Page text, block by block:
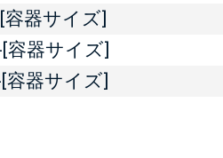
容器サイズ]
容器サイズ]
容器サイズ]